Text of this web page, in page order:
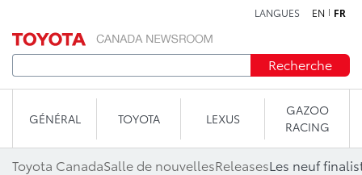
LANGUES EN FR
Recherche
GÉNÉRAL TOYOTA LEXUS
GAZOO
RACING
Toyota CanadaSalle de nouvellesReleases